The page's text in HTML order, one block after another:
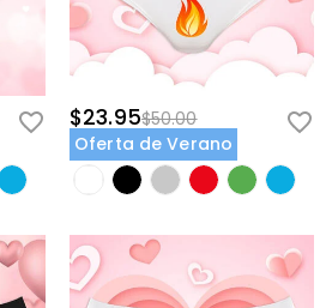
$23.95$50.00
Oferta de Verano